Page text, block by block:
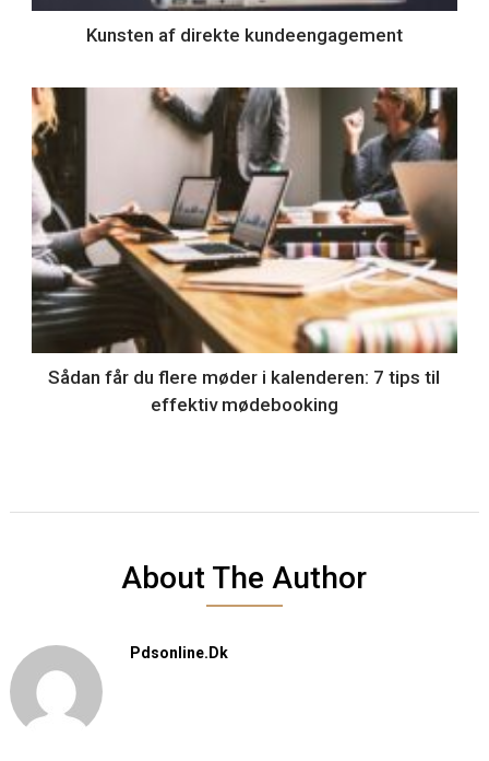
Kunsten af ​​direkte kundeengagement
Sådan får du flere møder i kalenderen: 7 tips til
effektiv mødebooking
About The Author
Pdsonline.dk